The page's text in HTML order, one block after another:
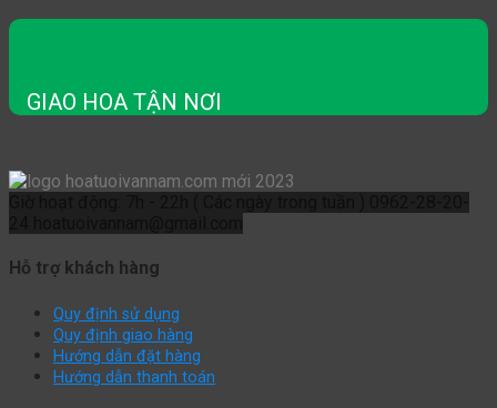
GIAO HOA TẬN NƠI
Hỗ trợ khách hàng
Quy định sử dụng
Quy định giao hàng
Hướng dẫn đặt hàng
Hướng dẫn thanh toán